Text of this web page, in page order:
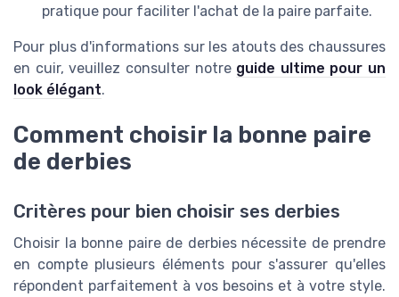
pratique pour faciliter l'achat de la paire parfaite.
Pour plus d'informations sur les atouts des chaussures
en cuir, veuillez consulter notre guide ultime pour un
look élégant.
Comment choisir la bonne paire
de derbies
Critères pour bien choisir ses derbies
Choisir la bonne paire de derbies nécessite de prendre
en compte plusieurs éléments pour s'assurer qu'elles
répondent parfaitement à vos besoins et à votre style.